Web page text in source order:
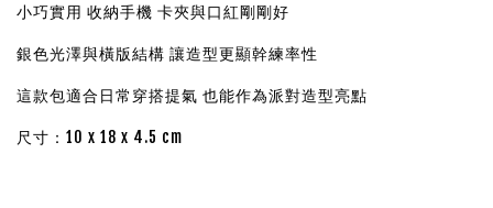
小巧實用 收納手機 卡夾與口紅剛剛好
銀色光澤與橫版結構 讓造型更顯幹練率性
這款包適合日常穿搭提氣 也能作為派對造型亮點
尺寸：10 x 18 x 4.5 cm